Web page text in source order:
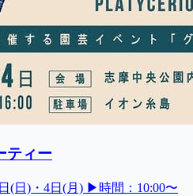
ティー
)・4日(月) ▶時間：10:00〜